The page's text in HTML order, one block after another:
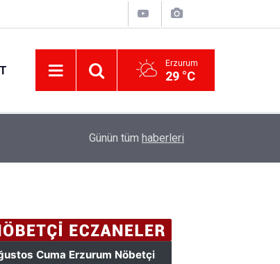
Erzurum
29 °C
Erzurum Adliyesi'nde yangın: 2 kişi dumandan
Günün tüm haberleri